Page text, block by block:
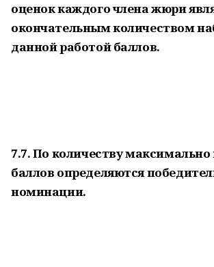
оценок каждого члена жюри
окончательным количеством
данной работой баллов.
7.7. По количеству
баллов определяются
номинации.